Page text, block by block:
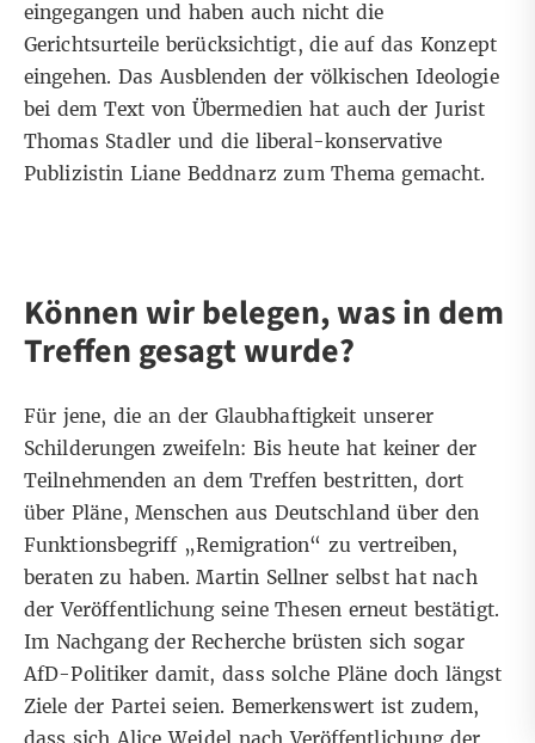
eingegangen und haben auch nicht die
Gerichtsurteile berücksichtigt, die auf das Konzept
eingehen. Das Ausblenden der völkischen Ideologie
bei dem Text von Übermedien hat auch der Jurist
Thomas Stadler und die liberal-konservative
Publizistin Liane Beddnarz zum Thema gemacht.
Können wir belegen, was in dem
Treffen gesagt wurde?
Für jene, die an der Glaubhaftigkeit unserer
Schilderungen zweifeln: Bis heute hat keiner der
Teilnehmenden an dem Treffen bestritten, dort
über Pläne, Menschen aus Deutschland über den
Funktionsbegriff „Remigration“ zu vertreiben,
beraten zu haben. Martin Sellner selbst hat nach
der Veröffentlichung seine Thesen erneut bestätigt.
Im Nachgang der Recherche brüsten sich sogar
AfD-Politiker damit, dass solche Pläne doch längst
Ziele der Partei seien. Bemerkenswert ist zudem,